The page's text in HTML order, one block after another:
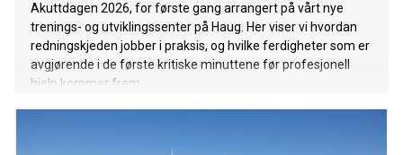
Akuttdagen 2026, for første gang arrangert på vårt nye
trenings- og utviklingssenter på Haug. Her viser vi hvordan
redningskjeden jobber i praksis, og hvilke ferdigheter som er
avgjørende i de første kritiske minuttene før profesjonell
hjelp kommer frem.